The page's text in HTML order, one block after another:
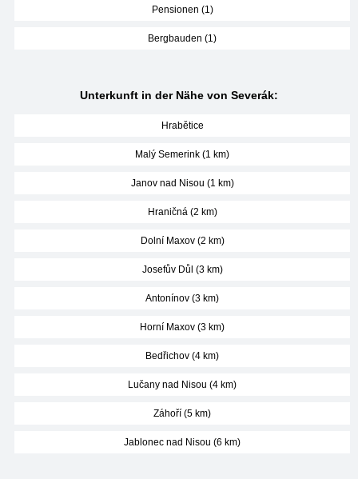
Pensionen (1)
Bergbauden (1)
Unterkunft in der Nähe von Severák:
Hrabětice
Malý Semerink (1 km)
Janov nad Nisou (1 km)
Hraničná (2 km)
Dolní Maxov (2 km)
Josefův Důl (3 km)
Antonínov (3 km)
Horní Maxov (3 km)
Bedřichov (4 km)
Lučany nad Nisou (4 km)
Záhoří (5 km)
Jablonec nad Nisou (6 km)